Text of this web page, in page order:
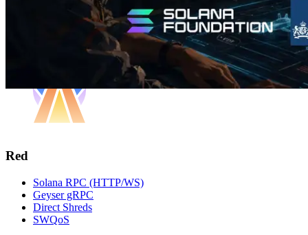
Red
Solana RPC (HTTP/WS)
Geyser gRPC
Direct Shreds
SWQoS